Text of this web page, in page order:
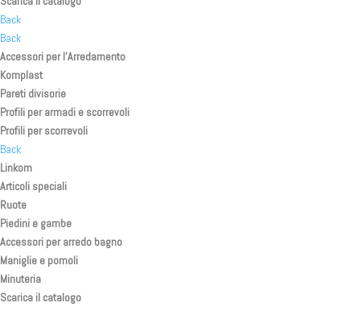
Back
Back
Accessori per l’Arredamento
Komplast
Pareti divisorie
Profili per armadi e scorrevoli
Profili per scorrevoli
Back
Linkom
Articoli speciali
Ruote
Piedini e gambe
Accessori per arredo bagno
Maniglie e pomoli
Minuteria
Scarica il catalogo